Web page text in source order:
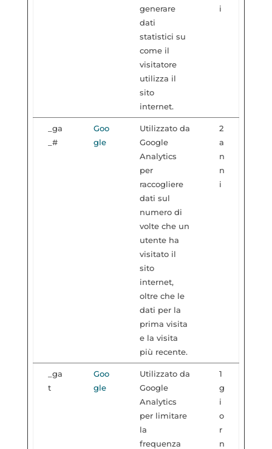
generare
dati
statistici su
come il
visitatore
utilizza il
sito
internet.
i
_ga
_#
Goo
gle
Utilizzato da
Google
Analytics
per
raccogliere
dati sul
numero di
volte che un
utente ha
visitato il
sito
internet,
oltre che le
dati per la
prima visita
e la visita
più recente.
2
a
n
n
i
_ga
t
Goo
gle
Utilizzato da
Google
Analytics
per limitare
la
frequenza
1
g
i
o
r
n